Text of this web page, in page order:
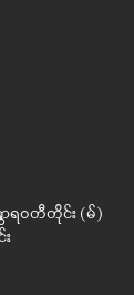
ဝတီတိုင်း (မ်)